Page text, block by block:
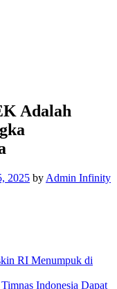
Adalah
2025 by Admin Infinity
RI Menumpuk di
Indonesia Dapat